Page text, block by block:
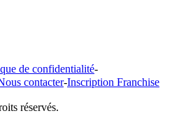
de confidentialité-
contacter-Inscription Franchise
réservés.